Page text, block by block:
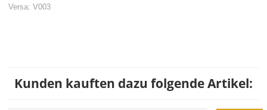
Versa: V003
Kunden kauften dazu folgende Artikel: